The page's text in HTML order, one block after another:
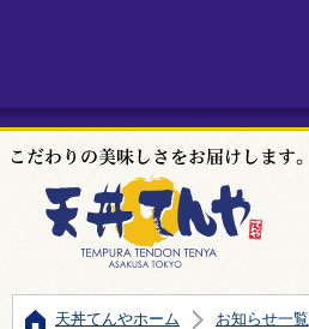
天丼てんやホーム お知らせ一覧